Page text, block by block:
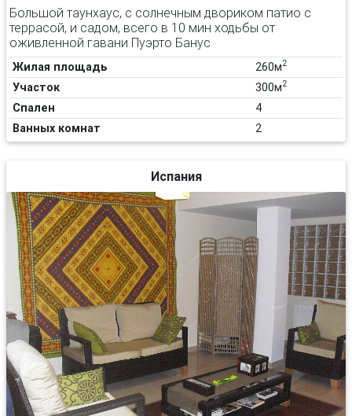
Большой таунхаус, с солнечным двориком патио с
террасой, и садом, всего в 10 мин ходьбы от
оживленной гавани Пуэрто Банус
Жилая площадь 260м2
Участок 300м2
Спален
4
Ванных комнат
2
Испания